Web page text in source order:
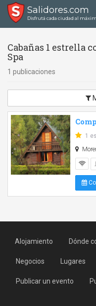
Salidores.com
Disfrutá cada ciudad al
Cabañas 1 estrella
Spa
1 publicaciones
1
Alojamiento Dónde
Negocios Lugares
Publicar un evento